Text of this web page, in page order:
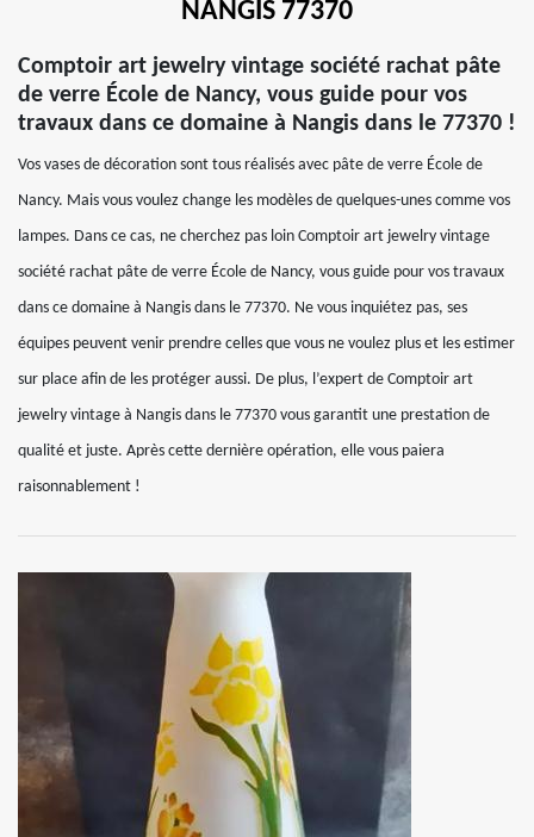
NANGIS 77370
Comptoir art jewelry vintage société rachat pâte
de verre École de Nancy, vous guide pour vos
travaux dans ce domaine à Nangis dans le 77370 !
Vos vases de décoration sont tous réalisés avec pâte de verre École de
Nancy. Mais vous voulez change les modèles de quelques-unes comme vos
lampes. Dans ce cas, ne cherchez pas loin Comptoir art jewelry vintage
société rachat pâte de verre École de Nancy, vous guide pour vos travaux
dans ce domaine à Nangis dans le 77370. Ne vous inquiétez pas, ses
équipes peuvent venir prendre celles que vous ne voulez plus et les estimer
sur place afin de les protéger aussi. De plus, l’expert de Comptoir art
jewelry vintage à Nangis dans le 77370 vous garantit une prestation de
qualité et juste. Après cette dernière opération, elle vous paiera
raisonnablement !